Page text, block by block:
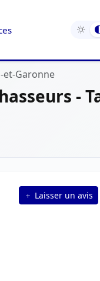
et-Garonne
-
Laisser un avis